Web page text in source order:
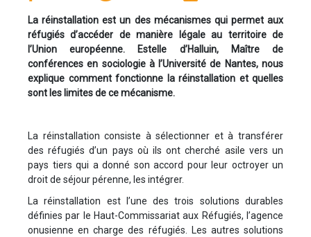
La réinstallation est un des mécanismes qui permet aux
réfugiés d’accéder de manière légale au territoire de
l’Union européenne. Estelle d’Halluin, Maître de
conférences en sociologie à l’Université de Nantes, nous
explique comment fonctionne la réinstallation et quelles
sont les limites de ce mécanisme.
La réinstallation consiste à sélectionner et à transférer
des réfugiés d’un pays où ils ont cherché asile vers un
pays tiers qui a donné son accord pour leur octroyer un
droit de séjour pérenne, les intégrer.
La réinstallation est l’une des trois solutions durables
définies par le Haut-Commissariat aux Réfugiés, l’agence
onusienne en charge des réfugiés. Les autres solutions